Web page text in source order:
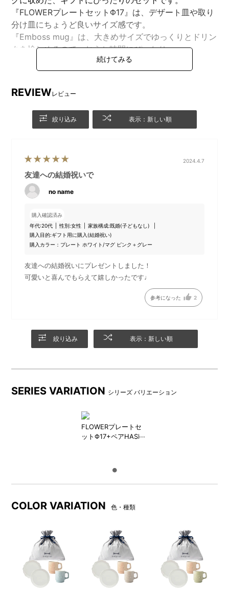
『FLOWERプレートセットΦ17』は、デザート皿や取り
分け皿にちょうど良いサイズ感です。
『Emboss mug』は、大きめサイズでゆっくりとドリン
クを愉しめるので、おうち時間にぴったり。
さらに、ギフトを受け取ったあとも長くつかえるギフト
バッグにお入れしてお届けいたします。
●BRUNO online限定オリジナルギフトバッグのラッピ
ングとメッセージボード
※本商品はメッセージボードをセットした状態のセット
ギフトバッグには持ち手が付
いているのでエコバッグとし
ス（無料）にメッセージに想
特別な贈りものに。
DETAIL 商品詳細
REVIEWレビュー
絞り込み 表示：新しい順
2024.4.7
友達への結婚祝いで
no name
購入確認済み
年代:20代 性別:女性 家族構成:既婚(子どもなし)
購入目的:ギフト用に購入(結婚祝い)
購入カラー：プレート ホワイト/マグ ピンク＋グレー
友達への結婚祝いにプレゼントしました！
可愛いと喜んでもらえて嬉しかったです♩
参考になった 2
絞り込み 表示：新しい順
SERIES VARIATION シリーズ バリエーション
FLOWERプレートセ
ットΦ17+ペアHASHI
COLOR VARIATION 色・種類